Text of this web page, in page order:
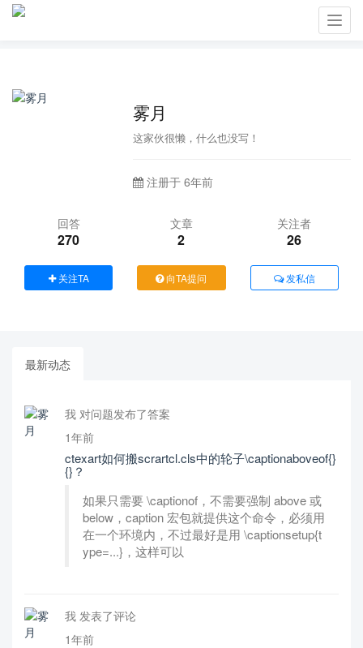
雾月
这家伙很懒，什么也没写！
注册于 6年前
回答
270
文章
2
关注者
26
关注TA 向TA提问 发私信
最新动态
我 对问题发布了答案
1年前
ctexart如何搬scrartcl.cls中的轮子\captionaboveof{}
{}？
如果只需要 \captionof，不需要强制 above 或
below，caption 宏包就提供这个命令，必须用
在一个环境内，不过最好是用 \captionsetup{t
ype=...}，这样可以
我 发表了评论
1年前